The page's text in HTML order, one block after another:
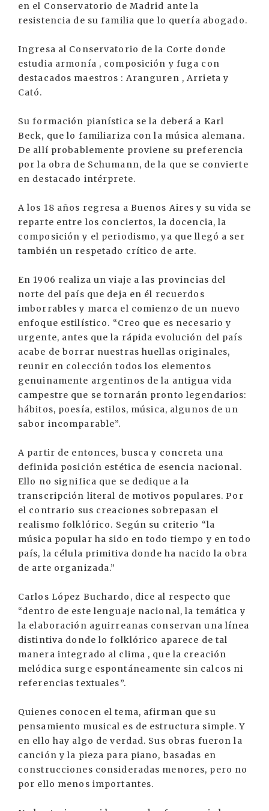
en el Conservatorio de Madrid ante la
resistencia de su familia que lo quería abogado.
Ingresa al Conservatorio de la Corte donde
estudia armonía , composición y fuga con
destacados maestros : Aranguren , Arrieta y
Cató.
Su formación pianística se la deberá a Karl
Beck, que lo familiariza con la música alemana.
De allí probablemente proviene su preferencia
por la obra de Schumann, de la que se convierte
en destacado intérprete.
A los 18 años regresa a Buenos Aires y su vida se
reparte entre los conciertos, la docencia, la
composición y el periodismo, ya que llegó a ser
también un respetado crítico de arte.
En 1906 realiza un viaje a las provincias del
norte del país que deja en él recuerdos
imborrables y marca el comienzo de un nuevo
enfoque estilístico. “Creo que es necesario y
urgente, antes que la rápida evolución del país
acabe de borrar nuestras huellas originales,
reunir en colección todos los elementos
genuinamente argentinos de la antigua vida
campestre que se tornarán pronto legendarios:
hábitos, poesía, estilos, música, algunos de un
sabor incomparable”.
A partir de entonces, busca y concreta una
definida posición estética de esencia nacional.
Ello no significa que se dedique a la
transcripción literal de motivos populares. Por
el contrario sus creaciones sobrepasan el
realismo folklórico. Según su criterio “la
música popular ha sido en todo tiempo y en todo
país, la célula primitiva donde ha nacido la obra
de arte organizada.”
Carlos López Buchardo, dice al respecto que
“dentro de este lenguaje nacional, la temática y
la elaboración aguirreanas conservan una línea
distintiva donde lo folklórico aparece de tal
manera integrado al clima , que la creación
melódica surge espontáneamente sin calcos ni
referencias textuales”.
Quienes conocen el tema, afirman que su
pensamiento musical es de estructura simple. Y
en ello hay algo de verdad. Sus obras fueron la
canción y la pieza para piano, basadas en
construcciones consideradas menores, pero no
por ello menos importantes.